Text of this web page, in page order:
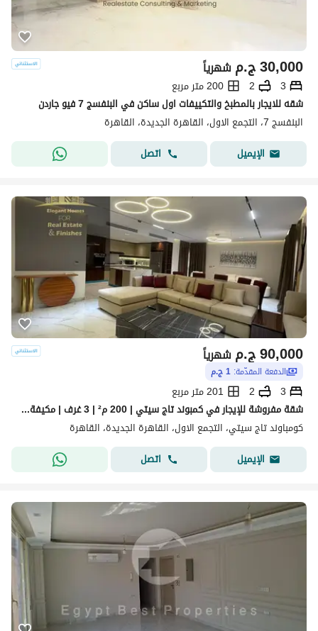
ج.م30,000 شهرياً
3
2
200 متر مربع
شقه للايجار بالمطبخ والتكييفات اول ساكن في البنفسج 7 فيو جاردن
البنفسج 7، التجمع الاول، القاهرة الجديدة، القاهرة
الإيميل
اتصل
ج.م90,000 شهرياً
الدفعة المقدّمة: 1 ج.م
3
2
201 متر مربع
شقة مفروشة للإيجار في كمبوند تاج سيتي | 200 م² | 3 غرف | مكيفة بالكامل
كومباوند تاج سيتي، التجمع الاول، القاهرة الجديدة، القاهرة
الإيميل
اتصل